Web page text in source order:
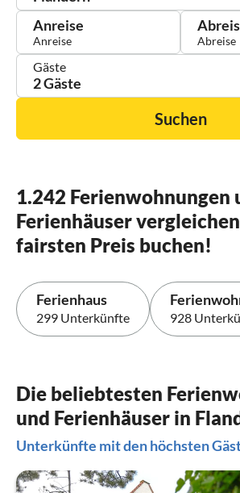
Anreise
Gäste
2 Gäste
Suchen
1.242 Ferienwohnungen
Ferienhäuser
fairsten Preis buchen!
Ferienhaus
299 Unterkünfte 928
Die beliebtesten
und Ferienhäuser in
Unterkünfte mit den höchsten